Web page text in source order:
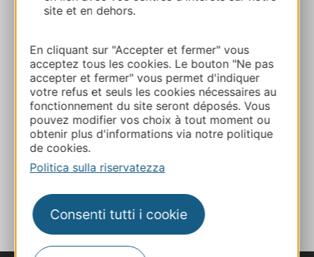
site et en dehors.
En cliquant sur "Accepter et fermer" vous
acceptez tous les cookies. Le bouton "Ne pas
accepter et fermer" vous permet d'indiquer
votre refus et seuls les cookies nécessaires au
fonctionnement du site seront déposés. Vous
pouvez modifier vos choix à tout moment ou
obtenir plus d'informations via notre politique
de cookies.
Politica sulla riservatezza
Consenti tutti i cookie
2, rue du Boutigou 12140 ENTRAYGUES-
Calcola il tuo percorso
E-mail
Sito web
AL TACCUINO